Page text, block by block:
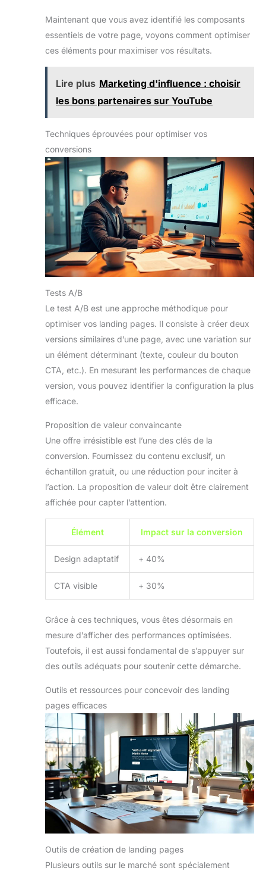
Maintenant que vous avez identifié les composants
essentiels de votre page, voyons comment optimiser
ces éléments pour maximiser vos résultats.
Lire plus Marketing d'influence : choisir
les bons partenaires sur YouTube
Techniques éprouvées pour optimiser vos
conversions
Tests A/B
Le test A/B est une approche méthodique pour
optimiser vos landing pages. Il consiste à créer deux
versions similaires d’une page, avec une variation sur
un élément déterminant (texte, couleur du bouton
CTA, etc.). En mesurant les performances de chaque
version, vous pouvez identifier la configuration la plus
efficace.
Proposition de valeur convaincante
Une offre irrésistible est l’une des clés de la
conversion. Fournissez du contenu exclusif, un
échantillon gratuit, ou une réduction pour inciter à
l’action. La proposition de valeur doit être clairement
affichée pour capter l’attention.
Élément Impact sur la conversion
Design adaptatif + 40%
CTA visible + 30%
Grâce à ces techniques, vous êtes désormais en
mesure d’afficher des performances optimisées.
Toutefois, il est aussi fondamental de s’appuyer sur
des outils adéquats pour soutenir cette démarche.
Outils et ressources pour concevoir des landing
pages efficaces
Outils de création de landing pages
Plusieurs outils sur le marché sont spécialement